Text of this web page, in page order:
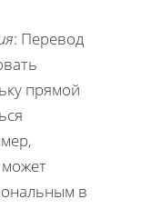
: Перевод
прямой
в